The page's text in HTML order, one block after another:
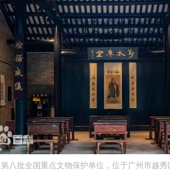
八批全国重点文物保护单位，位于广州市越秀